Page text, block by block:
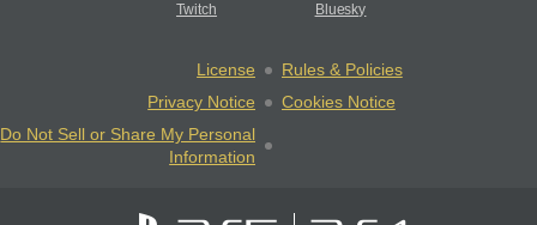
Twitch Bluesky
License
Rules & Policies
Privacy Notice
Cookies Notice
Do Not Sell or Share My Personal
Information